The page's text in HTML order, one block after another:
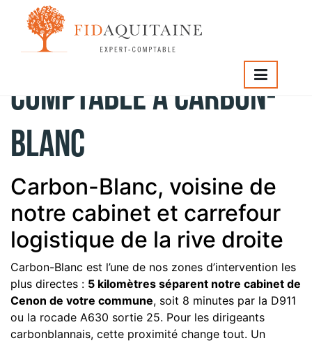
Cabinet expert
comptable à Carbon-
Blanc
Carbon-Blanc, voisine de
notre cabinet et carrefour
logistique de la rive droite
Carbon-Blanc est l’une de nos zones d’intervention les
plus directes : 5 kilomètres séparent notre cabinet de
Cenon de votre commune, soit 8 minutes par la D911
ou la rocade A630 sortie 25. Pour les dirigeants
carbonblannais, cette proximité change tout. Un